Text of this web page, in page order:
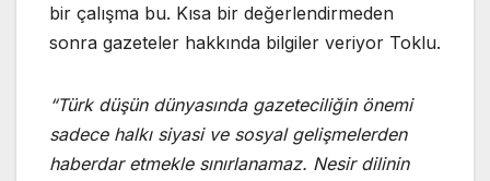
bir çalışma bu. Kısa bir değerlendirmeden
sonra gazeteler hakkında bilgiler veriyor Toklu.
“Türk düşün dünyasında gazeteciliğin önemi
sadece halkı siyasi ve sosyal gelişmelerden
haberdar etmekle sınırlanamaz. Nesir dilinin